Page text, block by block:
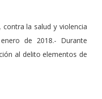
la salud y violencia
de 2018.- Durante
al delito elementos de